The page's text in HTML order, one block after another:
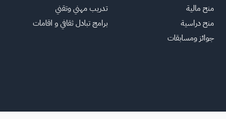
منح مالية
منح دراسية
جوائز ومسابقات
تدريب مهني وتقني
برامج تبادل ثقافي و اقامات